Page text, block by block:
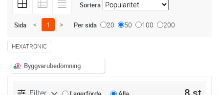
Sortera
Sida < 1 > Per sida 20 50 100 200
HEXATRONIC
Byggvarubedömning